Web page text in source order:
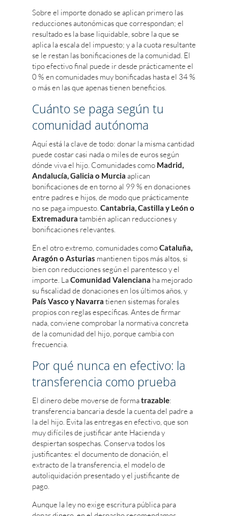
Sobre el importe donado se aplican primero las
reducciones autonómicas que correspondan; el
resultado es la base liquidable, sobre la que se
aplica la escala del impuesto; y a la cuota resultante
se le restan las bonificaciones de la comunidad. El
tipo efectivo final puede ir desde prácticamente el
0 % en comunidades muy bonificadas hasta el 34 %
o más en las que apenas tienen beneficios.
Cuánto se paga según tu
comunidad autónoma
Aquí está la clave de todo: donar la misma cantidad
puede costar casi nada o miles de euros según
dónde viva el hijo. Comunidades como Madrid,
Andalucía, Galicia o Murcia aplican
bonificaciones de en torno al 99 % en donaciones
entre padres e hijos, de modo que prácticamente
no se paga impuesto. Cantabria, Castilla y León o
Extremadura también aplican reducciones y
bonificaciones relevantes.
En el otro extremo, comunidades comoCataluña,
Aragón o Asturias mantienen tipos más altos, si
bien con reducciones según el parentesco y el
importe. LaComunidad Valenciana ha mejorado
su fiscalidad de donaciones en los últimos años, y
País Vasco y Navarra tienen sistemas forales
propios con reglas específicas. Antes de firmar
nada, conviene comprobar la normativa concreta
de la comunidad del hijo, porque cambia con
frecuencia.
Por qué nunca en efectivo: la
transferencia como prueba
El dinero debe moverse de formatrazable:
transferencia bancaria desde la cuenta del padre a
la del hijo. Evita las entregas en efectivo, que son
muy difíciles de justificar ante Hacienda y
despiertan sospechas. Conserva todos los
justificantes: el documento de donación, el
extracto de la transferencia, el modelo de
autoliquidación presentado y el justificante de
pago.
Aunque la ley no exige escritura pública para